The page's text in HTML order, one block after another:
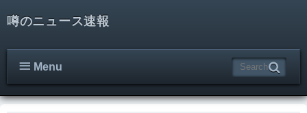
噂のニュース速報
Menu